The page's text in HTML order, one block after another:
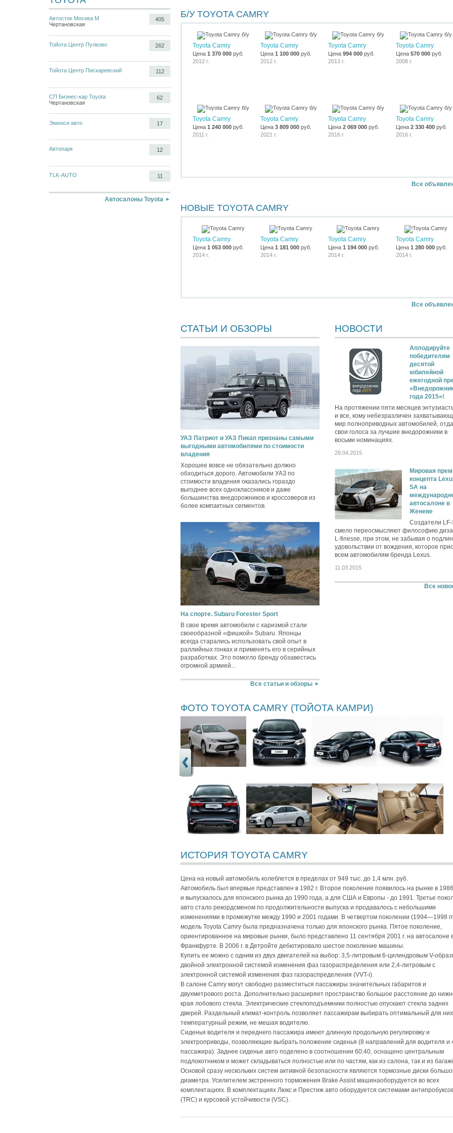
Автосток Москва М
Чертановская
405
Тойота Центр Пулково 262
Тойота Центр Пискаревский 112
СП Бизнес-кар Toyota
Чертановская
62
Эменси авто 17
Автопарк 12
TLK-AUTO 11
Автосалоны Toyota
Б/У TOYOTA CAMRY
Toyota Camry
Цена1 370 000 руб.
2012 г.
Toyota Camry
Цена1 100 000 руб.
2012 г.
Toyota Camry
Цена 994 000руб.
2013 г.
Toyota Camry
Цена 570 000руб.
2008 г.
Toyota Camry
Цена1 240 000 руб.
2011 г.
Toyota Camry
Цена3 809 000 руб.
2021 г.
Toyota Camry
Цена 2 069 000руб.
2016 г.
Toyota Camry
Цена 2 330 400руб.
2016 г.
Все
НОВЫЕ TOYOTA CAMRY
Toyota Camry
Цена1 053 000 руб.
2014 г.
Toyota Camry
Цена1 181 000 руб.
2014 г.
Toyota Camry
Цена 1 194 000руб.
2014 г.
Toyota Camry
Цена 1 280 000руб.
2014 г.
Все
СТАТЬИ И ОБЗОРЫ
УАЗ Патриот и УАЗ Пикап признаны самыми
выгодными автомобилями по стоимости
владения
Хорошее вовсе не обязательно должно
обходиться дорого. Автомобили УАЗ по
стоимости владения оказались гораздо
выгоднее всех одноклассников и даже
большинства внедорожников и кроссоверов из
более компактных сегментов.
На спорте. Subaru Forester Sport
В свое время автомобили с харизмой стали
своеобразной «фишкой» Subaru. Японцы
всегда старались использовать свой опыт в
раллийных гонках и применять его в серийных
разработках. Это помогло бренду обзавестись
огромной армией...
Все статьи и обзоры
НОВОСТИ
Аплодируйте
победителям
десятой
юбилейной
ежегодной
года 2015»!
На протяжении пяти месяцев
и все, кому небезразличен
мир полноприводных автомобилей,
свои голоса за лучшие внедорожники в
восьми номинациях.
28.04.2015
Мировая
концепта
SA на
автосалоне в
Женеве
Создатели LF-
смело переосмысляют философию
L-finesse, при этом, не забывая о
удовольствии от вождения, которое
всем автомобилям бренда Lexus.
11.03.2015
Все
ФОТО TOYOTA CAMRY (ТОЙОТА КАМРИ)
ИСТОРИЯ TOYOTA CAMRY
Цена на новый автомобиль колеблется в пределах от 949 тыс. до 1,4 млн. руб.
Автомобиль был впервые представлен в 1982 г. Второе поколение появилось на рынке в
и выпускалось для японского рынка до 1990 года, а для США и Европы - до 1991. Третье
авто стало рекордсменом по продолжительности выпуска и продавалось с небольшими
изменениями в промежутке между 1990 и 2001 годами. В четвертом поколении (1994—1998
модель Toyota Camry была предназначена только для японского рынка. Пятое поколение,
ориентированное на мировые рынки, было представлено 11 сентября 2001 г. на автосалоне
Франкфурте. В 2006 г. в Детройте дебютировало шестое поколение машины.
Купить ее можно с одним из двух двигателей на выбор: 3,5-литровым 6-цилиндровым V-
двойной электронной системой изменения фаз газораспределения или 2,4-литровым с
электронной системой изменения фаз газораспределения (VVT-i).
В салоне Camry могут свободно разместиться пассажиры значительных габаритов и
двухметрового роста. Дополнительно расширяет пространство большое расстояние до
края лобового стекла. Электрические стеклоподъемники полностью опускают стекла задних
дверей. Раздельный климат-контроль позволяет пассажирам выбирать оптимальный для них
температурный режим, не мешая водителю.
Сиденья водителя и переднего пассажира имеют длинную продольную регулировку и
электроприводы, позволяющие выбрать положение сиденья (8 направлений для водителя и
пассажира). Заднее сиденье авто поделено в соотношении 60:40, оснащено центральным
подлокотником и может складываться полностью или по частям, как из салона, так и из
Основой сразу нескольких систем активной безопасности являются тормозные диски
диаметра. Усилителем экстренного торможения Brake Assist машинаоборудуется во всех
комплектациях. В комплектациях Люкс и Престиж авто оборудуется системами
(TRC) и курсовой устойчивости (VSC).